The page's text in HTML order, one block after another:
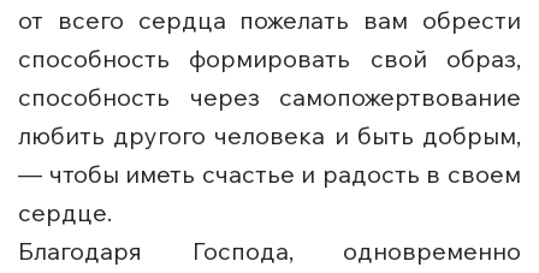
от всего сердца пожелать вам обрести
способность формировать свой образ,
способность через самопожертвование
любить другого человека и быть добрым,
— чтобы иметь счастье и радость в своем
сердце.
Благодаря Господа, одновременно